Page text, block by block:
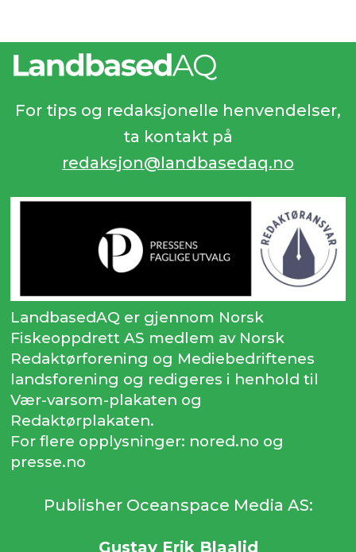
For tips og redaksjonelle henvendelser,
ta kontakt på
redaksjon@landbasedaq.no
LandbasedAQ er gjennom Norsk
Fiskeoppdrett AS medlem av Norsk
Redaktørforening og Mediebedriftenes
landsforening og redigeres i henhold til
Vær-varsom-plakaten og
Redaktørplakaten.
For flere opplysninger: nored.no og
presse.no
Publisher Oceanspace Media AS:
Gustav Erik Blaalid